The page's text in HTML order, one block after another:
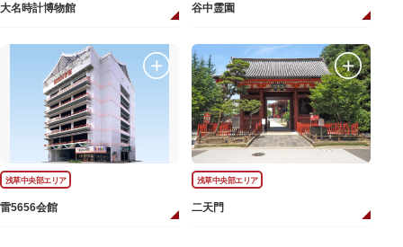
大名時計博物館 谷中霊園
浅草中央部エリア
雷5656会館
浅草中央部エリア
二天門